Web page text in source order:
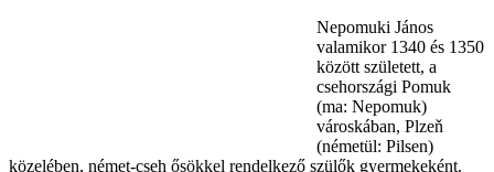
Nepomuki János
valamikor 1340 és 1350
között született, a
csehországi Pomuk
(ma: Nepomuk)
városkában, Plzeň
(németül: Pilsen)
közelében, német-cseh ősökkel rendelkező szülők gyermekeként.